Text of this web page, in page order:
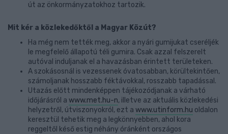
út az önkormányzatokhoz tartozik.
Mit kér a közlekedőktől a Magyar Közút?
Ha még nem tették meg, akkor a nyári gumijukat cseréljék
le megfelelő állapotú téli gumira. Csak azzal felszerelt
autóval induljanak el a havazásban érintett területeken.
A szokásosnál is vezessenek óvatosabban, körültekintően,
számoljanak hosszabb féktávokkal, rosszabb tapadással.
Utazás előtt mindenképpen tájékozódjanak a várható
időjárásról a www.met.hu-n, illetve az aktuális közlekedési
helyzetről, útviszonyokról, ezt a www.utinform.hu oldalon
keresztül tehetik meg a legkönnyebben, ahol kora
reggeltől késő estig néhány óránként országos